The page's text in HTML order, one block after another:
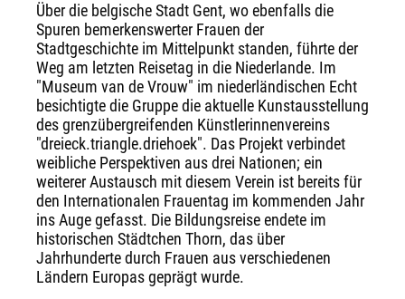
Über die belgische Stadt Gent, wo ebenfalls die
Spuren bemerkenswerter Frauen der
Stadtgeschichte im Mittelpunkt standen, führte der
Weg am letzten Reisetag in die Niederlande. Im
"Museum van de Vrouw" im niederländischen Echt
besichtigte die Gruppe die aktuelle Kunstausstellung
des grenzübergreifenden Künstlerinnenvereins
"dreieck.triangle.driehoek". Das Projekt verbindet
weibliche Perspektiven aus drei Nationen; ein
weiterer Austausch mit diesem Verein ist bereits für
den Internationalen Frauentag im kommenden Jahr
ins Auge gefasst. Die Bildungsreise endete im
historischen Städtchen Thorn, das über
Jahrhunderte durch Frauen aus verschiedenen
Ländern Europas geprägt wurde.